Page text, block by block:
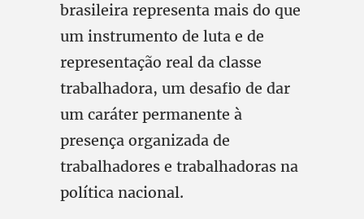
brasileira representa mais do que
um instrumento de luta e de
representação real da classe
trabalhadora, um desafio de dar
um caráter permanente à
presença organizada de
trabalhadores e trabalhadoras na
política nacional.